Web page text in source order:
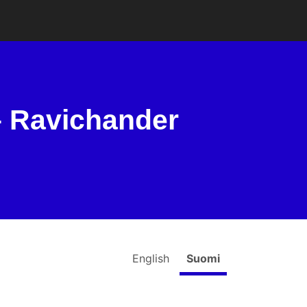
Ravichander
English Suomi